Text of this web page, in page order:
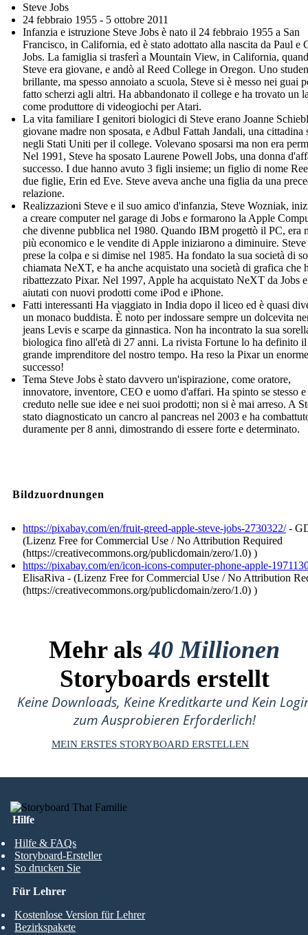
Steve Jobs
24 febbraio 1955 - 5 ottobre 2011
Infanzia e istruzione Steve Jobs è nato il 24 febbraio 1955 a San
Francisco, in California, ed è stato adottato alla nascita da Paul e
Jobs. La famiglia si trasferì a Mountain View, in California,
Steve era giovane, e andò al Reed College in Oregon. Uno
brillante, ma spesso annoiato a scuola, Steve si è messo nei guai
fatto scherzi agli altri. Ha abbandonato il college e ha trovato un
come produttore di videogiochi per Atari.
La vita familiare I genitori biologici di Steve erano Joanne
giovane madre non sposata, e Adbul Fattah Jandali, una cittadina
negli Stati Uniti per il college. Volevano sposarsi ma non era
Nel 1991, Steve ha sposato Laurene Powell Jobs, una donna
successo. I due hanno avuto 3 figli insieme; un figlio di nome
due figlie, Erin ed Eve. Steve aveva anche una figlia da una
relazione.
Realizzazioni Steve e il suo amico d'infanzia, Steve Wozniak,
a creare computer nel garage di Jobs e formarono la Apple
che divenne pubblica nel 1980. Quando IBM progettò il PC, era
più economico e le vendite di Apple iniziarono a diminuire. Steve
prese la colpa e si dimise nel 1985. Ha fondato la sua società di
chiamata NeXT, e ha anche acquistato una società di grafica che
ribattezzato Pixar. Nel 1997, Apple ha acquistato NeXT da Jobs
aiutati con nuovi prodotti come iPod e iPhone.
Fatti interessanti Ha viaggiato in India dopo il liceo ed è quasi
un monaco buddista. È noto per indossare sempre un dolcevita
jeans Levis e scarpe da ginnastica. Non ha incontrato la sua
biologica fino all'età di 27 anni. La rivista Fortune lo ha definito
grande imprenditore del nostro tempo. Ha reso la Pixar un enorme
successo!
Tema Steve Jobs è stato davvero un'ispirazione, come oratore,
innovatore, inventore, CEO e uomo d'affari. Ha spinto se stesso e
creduto nelle sue idee e nei suoi prodotti; non si è mai arreso. A
stato diagnosticato un cancro al pancreas nel 2003 e ha
duramente per 8 anni, dimostrando di essere forte e determinato.
Bildzuordnungen
https://pixabay.com/en/fruit-greed-apple-steve-jobs-2730322/-
(Lizenz Free for Commercial Use / No Attribution Required
(https://creativecommons.org/publicdomain/zero/1.0) )
https://pixabay.com/en/icon-icons-computer-phone-apple-
ElisaRiva - (Lizenz Free for Commercial Use / No Attribution
(https://creativecommons.org/publicdomain/zero/1.0) )
Mehr als40 Millionen
Storyboards erstellt
Keine Downloads, Keine Kreditkarte und Kein
zum Ausprobieren Erforderlich!
MEIN ERSTES STORYBOARD ERSTELLEN
Hilfe
Hilfe & FAQs
Storyboard-Ersteller
So drucken Sie
Für Lehrer
Kostenlose Version für Lehrer
Bezirkspakete